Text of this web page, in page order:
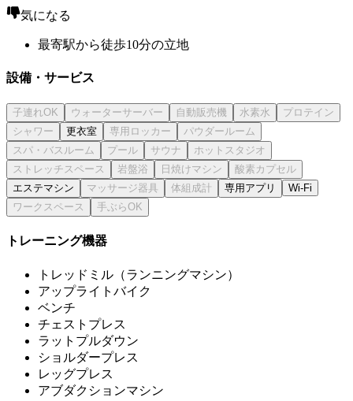
気になる
最寄駅から徒歩10分の立地
設備・サービス
更衣室
エステマシン 専用アプリ Wi-Fi
トレーニング機器
トレッドミル（ランニングマシン）
アップライトバイク
ベンチ
チェストプレス
ラットプルダウン
ショルダープレス
レッグプレス
アブダクションマシン